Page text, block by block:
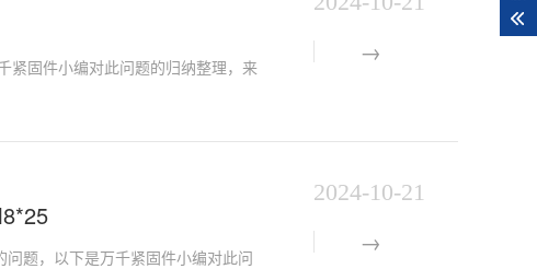
紧固件小编对此问题的归纳整理，来
2024-10-21
题，以下是万千紧固件小编对此问